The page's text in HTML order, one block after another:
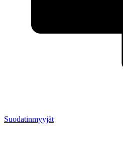
Suodatinmyyjät